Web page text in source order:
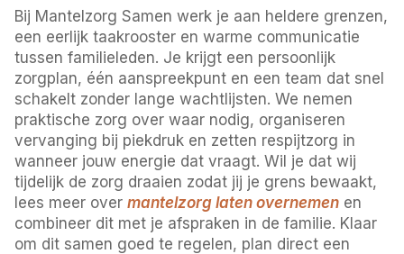
Bij Mantelzorg Samen werk je aan heldere grenzen,
een eerlijk taakrooster en warme communicatie
tussen familieleden. Je krijgt een persoonlijk
zorgplan, één aanspreekpunt en een team dat snel
schakelt zonder lange wachtlijsten. We nemen
praktische zorg over waar nodig, organiseren
vervanging bij piekdruk en zetten respijtzorg in
wanneer jouw energie dat vraagt. Wil je dat wij
tijdelijk de zorg draaien zodat jij je grens bewaakt,
lees meer overmantelzorg laten overnemen en
combineer dit met je afspraken in de familie. Klaar
om dit samen goed te regelen, plan direct een